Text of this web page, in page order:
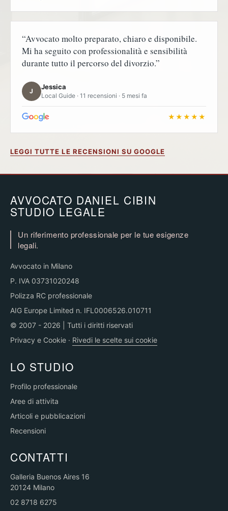
“Avvocato molto preparato, chiaro e disponibile.
Mi ha seguito con professionalità e sensibilità
durante tutto il percorso del divorzio.”
J
Jessica
Local Guide · 11 recensioni · 5 mesi fa
★★★★★
LEGGI TUTTE LE RECENSIONI SU GOOGLE
AVVOCATO DANIEL CIBIN
STUDIO LEGALE
Un riferimento professionale per le tue esigenze
legali.
Avvocato in Milano
P. IVA 03731020248
Polizza RC professionale
AIG Europe Limited n. IFL0006526.010711
© 2007 - 2026 | Tutti i diritti riservati
Privacy e Cookie · Rivedi le scelte sui cookie
LO STUDIO
Profilo professionale
Aree di attivita
Articoli e pubblicazioni
Recensioni
CONTATTI
Galleria Buenos Aires 16
20124 Milano
02 8718 6275